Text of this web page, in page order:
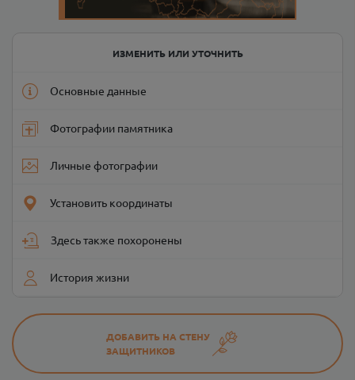
ИЗМЕНИТЬ ИЛИ УТОЧНИТЬ
Основные данные
Фотографии памятника
Личные фотографии
Установить координаты
Здесь также похоронены
История жизни
ДОБАВИТЬ НА СТЕНУ
ЗАЩИТНИКОВ